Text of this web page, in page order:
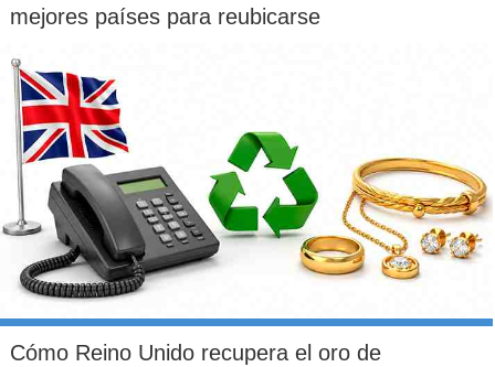
mejores países para reubicarse
Cómo Reino Unido recupera el oro de